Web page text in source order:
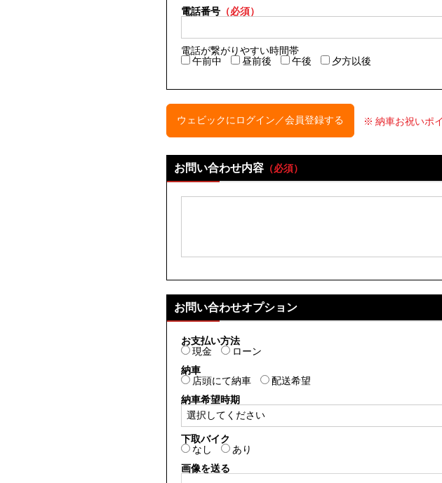
電話番号 （必須）
電話が繋がりやすい時間帯
午前中
昼前後 午後 夕方以後
ウェビックにログイン／会員登録する ※ 納車お祝いポ
お問い合わせ内容 （必須）
お問い合わせオプション
お支払い方法
現金
ローン
納車
店頭にて納車
配送希望
納車希望時期
下取バイク
なし
あり
画像を送る